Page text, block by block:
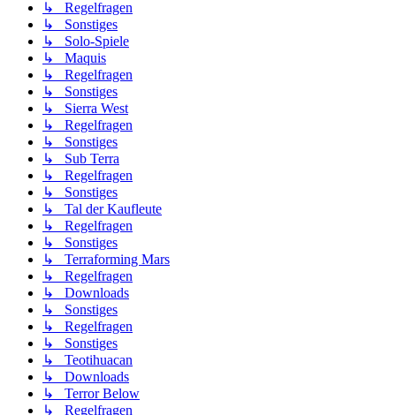
↳ Regelfragen
↳ Sonstiges
↳ Solo-Spiele
↳ Maquis
↳ Regelfragen
↳ Sonstiges
↳ Sierra West
↳ Regelfragen
↳ Sonstiges
↳ Sub Terra
↳ Regelfragen
↳ Sonstiges
↳ Tal der Kaufleute
↳ Regelfragen
↳ Sonstiges
↳ Terraforming Mars
↳ Regelfragen
↳ Downloads
↳ Sonstiges
↳ Regelfragen
↳ Sonstiges
↳ Teotihuacan
↳ Downloads
↳ Terror Below
↳ Regelfragen